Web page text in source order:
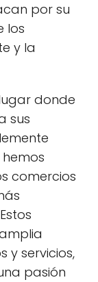
por su
los
y la
donde
sus
comercios
y servicios,
pasión